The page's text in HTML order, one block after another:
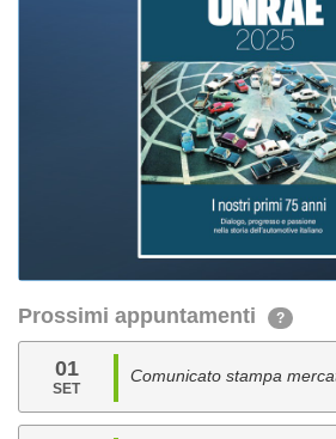
Prossimi appuntamenti ?
01
SET
Comunicato stampa